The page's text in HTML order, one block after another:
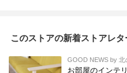
このストアの新着ストアレタ
GOOD NEWS by 北
お部屋のインテ